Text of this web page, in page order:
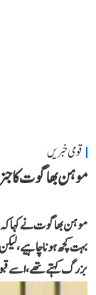
قومی خبریں
موہن بھاگوت کا
موہن بھاگوت نے کہاکہ
بہت کچھ ہونا چاہیے،
بزرگ کہتے تھے، اسے